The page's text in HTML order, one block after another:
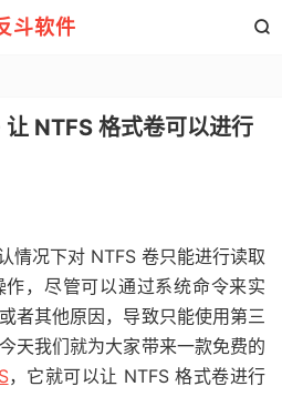
斗软件 
NTFS 格式卷可以进行
情况下对 NTFS 卷只能进行读取
，尽管可以通过系统命令来实
者其他原因，导致只能使用第三
天我们就为大家带来一款免费的
，它就可以让 NTFS 格式卷进行